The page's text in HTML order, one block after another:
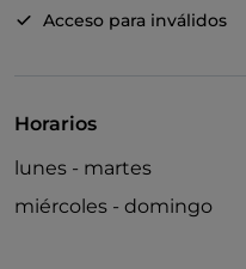
Acceso para inválidos
Horarios
lunes - martes
miércoles - domingo